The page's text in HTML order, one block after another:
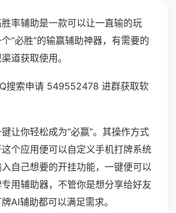
率辅助是一款可以让一直输的玩
“必胜”的输赢辅助神器，有需要的
道获取使用。
搜索申请 549552478 进群获取软
让你轻松成为“必赢”。其操作方式
个应用便可以自定义手机打牌系统
自己想要的开挂功能，一键便可以
用辅助器，不管你是想分享给好友
AI辅助都可以满足需求。